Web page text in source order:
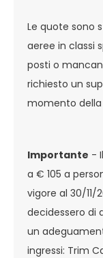
Le quote sono
aeree in classi
posti o
richiesto un
momento
Importante -
a € 105 a
vigore al 30/
decidessero di
un
ingressi: Trim